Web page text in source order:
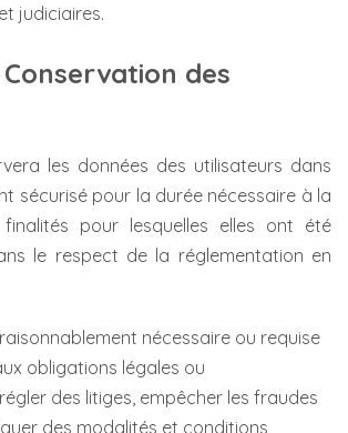
judiciaires.
des
les données des utilisateurs dans
sécurisé pour la durée nécessaire à la
pour lesquelles elles ont été
le respect de la réglementation en
nécessaire ou requise
obligations légales ou
des litiges, empêcher les fraudes
des modalités et conditions,